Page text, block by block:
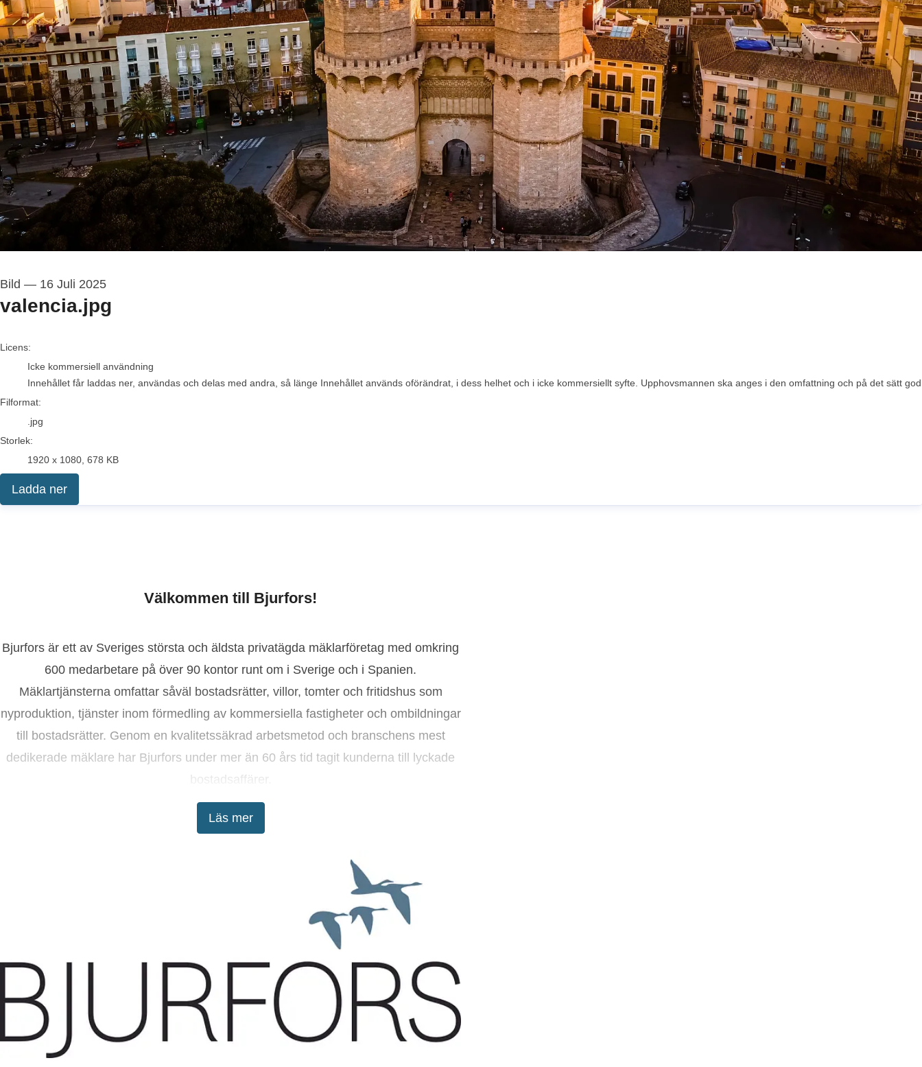
Bild — 16 Juli 2025
valencia.jpg
go to media item
Licens:
Icke kommersiell användning
Innehållet får laddas ner, användas och delas med andra, så länge Innehållet används oförändrat, i dess helhet och i icke kommersiellt syfte. Upphovsmannen ska anges i den omfattning och på det sätt
Filformat:
.jpg
Storlek:
1920 x 1080, 678 KB
Ladda ner
Välkommen till Bjurfors!
Läs mer
Bjurfors är ett av Sveriges största och äldsta privatägda mäklarföretag med omkring
600 medarbetare på över 90 kontor runt om i Sverige och i Spanien.
Mäklartjänsterna omfattar såväl bostadsrätter, villor, tomter och fritidshus som
nyproduktion, tjänster inom förmedling av kommersiella fastigheter och ombildningar
till bostadsrätter. Genom en kvalitetssäkrad arbetsmetod och branschens mest
dedikerade mäklare har Bjurfors under mer än 60 års tid tagit kunderna till lyckade
bostadsaffärer.